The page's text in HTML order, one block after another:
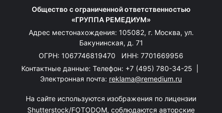
Общество с ограниченной ответственностью
«ГРУППА РЕМЕДИУМ»
Адрес местонахождения: 105082, г. Москва, ул.
Бакунинская, д. 71
ОГРН: 1067746819470 ИНН: 7701669956
Контактные данные: Телефон: +7 (495) 780-34-25
Электронная почта: reklama@remedium.ru
На сайте используются изображения по лицензии
Shutterstock/FOTODOM, соблюдаются авторские